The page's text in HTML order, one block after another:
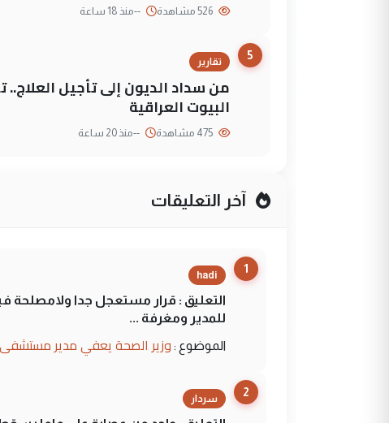
--منذ 18 ساعة
5
تقارير
من سداد الديون إلى تأجيل
البيوت العراقية
--منذ 20 ساعة
آخر التعليقات
1
hadi
التعليق : قرار مستعجل جدا ولامصلحة
للمدير ومغرفة ...
الموضوع : وزير الصحة يعفي مدير مستشفى
2
سردار